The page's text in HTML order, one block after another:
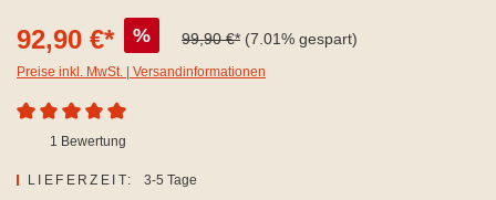
92,90 €* % 99,90 €* (7.01% gespart)
Preise inkl. MwSt. | Versandinformationen
Durchschnittliche Bewertung von 5 von 5 Sternen
1 Bewertung
LIEFERZEIT:
3-5 Tage